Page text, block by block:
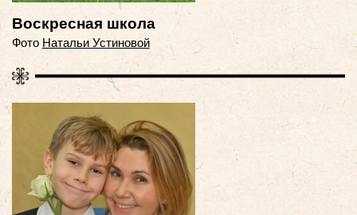
Воскресная школа
Фото Натальи Устиновой